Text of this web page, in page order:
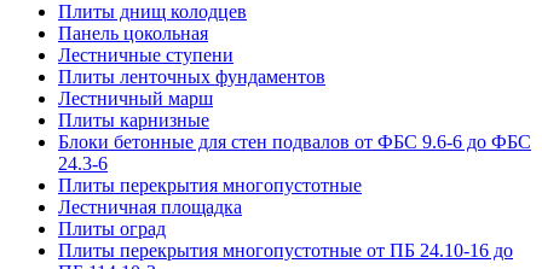
Плиты днищ колодцев
Панель цокольная
Лестничные ступени
Плиты ленточных фундаментов
Лестничный марш
Плиты карнизные
Блоки бетонные для стен подвалов от ФБС 9.6-6 до ФБС
24.3-6
Плиты перекрытия многопустотные
Лестничная площадка
Плиты оград
Плиты перекрытия многопустотные от ПБ 24.10-16 до